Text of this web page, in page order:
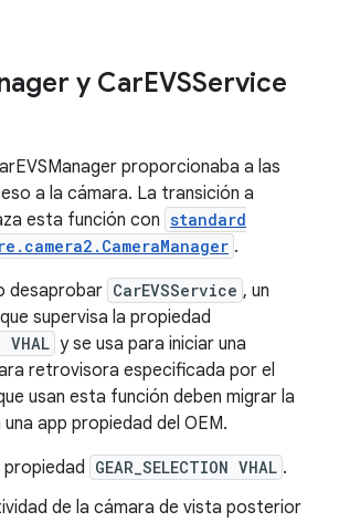
y CarEVSService
proporcionaba a las
a la cámara. La transición a
esta función con standard
.
desaprobar CarEVSService , un
supervisa la propiedad
VHAL y se usa para iniciar una
retrovisora especificada por el
usan esta función deben migrar la
app propiedad del OEM.
propiedad GEAR_SELECTION VHAL .
de la cámara de vista posterior